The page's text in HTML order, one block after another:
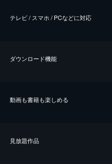
テレビ / スマホ / PCなどに対応
ダウンロード機能
動画も書籍も楽しめる
⾒放題作品